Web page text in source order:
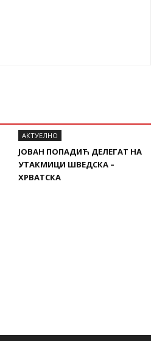
AКТУЕЛНО
ЈОВАН ПОПАДИЋ ДЕЛЕГАТ НА
УТАКМИЦИ ШВЕДСКА –
ХРВАТСКА